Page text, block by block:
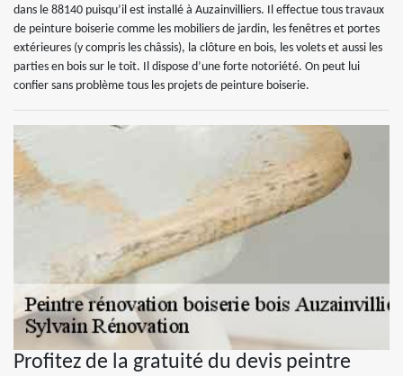
dans le 88140 puisqu’il est installé à Auzainvilliers. Il effectue tous travaux
de peinture boiserie comme les mobiliers de jardin, les fenêtres et portes
extérieures (y compris les châssis), la clôture en bois, les volets et aussi les
parties en bois sur le toit. Il dispose d’une forte notoriété. On peut lui
confier sans problème tous les projets de peinture boiserie.
Profitez de la gratuité du devis peintre